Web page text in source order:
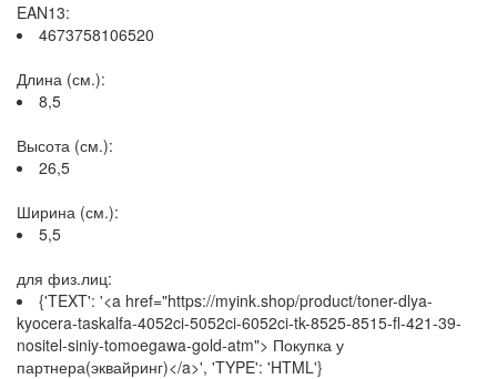
EAN13:
4673758106520
Длина (см.):
8,5
Высота (см.):
26,5
Ширина (см.):
5,5
для физ.лиц:
{'TEXT': '<a href="https://myink.shop/product/toner-dlya-
kyocera-taskalfa-4052ci-5052ci-6052ci-tk-8525-8515-fl-421-39-
nositel-siniy-tomoegawa-gold-atm"> Покупка у
партнера(эквайринг)</a>', 'TYPE': 'HTML'}